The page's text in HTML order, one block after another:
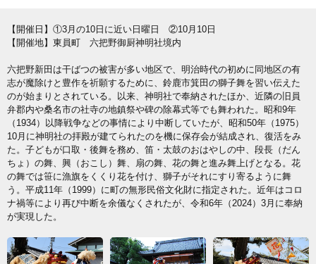
【開催日】①3月の10日に近い日曜日 ②10月10日
【開催地】東員町 六把野御厨神明社境内
六把野新田は干ばつの被害が多い地区で、明治時代の初めに同地区の有
志が魔除けと豊作を祈願するために、鈴鹿市箕田の獅子舞を習い伝えた
のが始まりとされている。以来、神明社で奉納されたほか、近隣の旧員
弁郡内や桑名市の社寺の地鎮祭や碑の除幕式等でも舞われた。昭和9年
（1934）以降戦争などの事情により中断していたが、昭和50年（1975）
10月に神明社の拝殿が建てられたのを機に保存会が結成され、復活をみ
た。子どもが口取・後舞を務め、笛・太鼓のおはやしの中、段長（だん
ちょ）の舞、興（おこし）舞、扇の舞、花の舞と進み舞上げとなる。花
の舞では笹に漁旗をくくり花を付け、獅子がそれにすり寄るように舞
う。平成11年（1999）に町の無形民俗文化財に指定された。近年はコロ
ナ禍等により再び中断を余儀なくされたが、令和6年（2024）3月に奉納
が実現した。